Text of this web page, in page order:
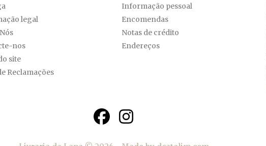
legal
nos
site
Reclamações
Informação pessoal
Encomendas
Notas de crédito
Endereços